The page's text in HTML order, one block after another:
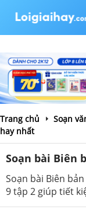
Trang chủ
Soạn
hay nhất
Soạn bài Biên
Soạn bài Biên
9 tập 2 giúp tiết